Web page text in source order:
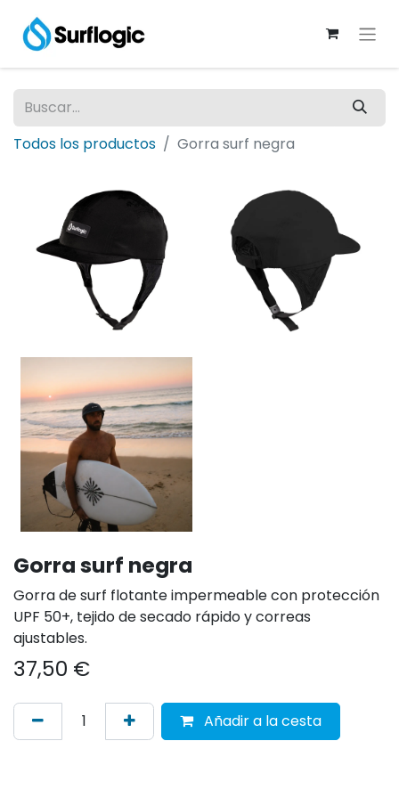
Todos los productos Gorra surf negra
Gorra surf negra
Gorra de surf flotante impermeable con protección
UPF 50+, tejido de secado rápido y correas
ajustables.
37,50 €
Añadir a la cesta